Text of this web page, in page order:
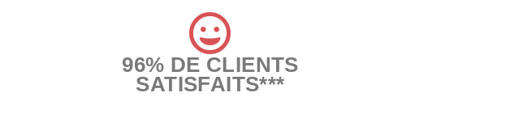
96% DE CLIENTS
SATISFAITS***